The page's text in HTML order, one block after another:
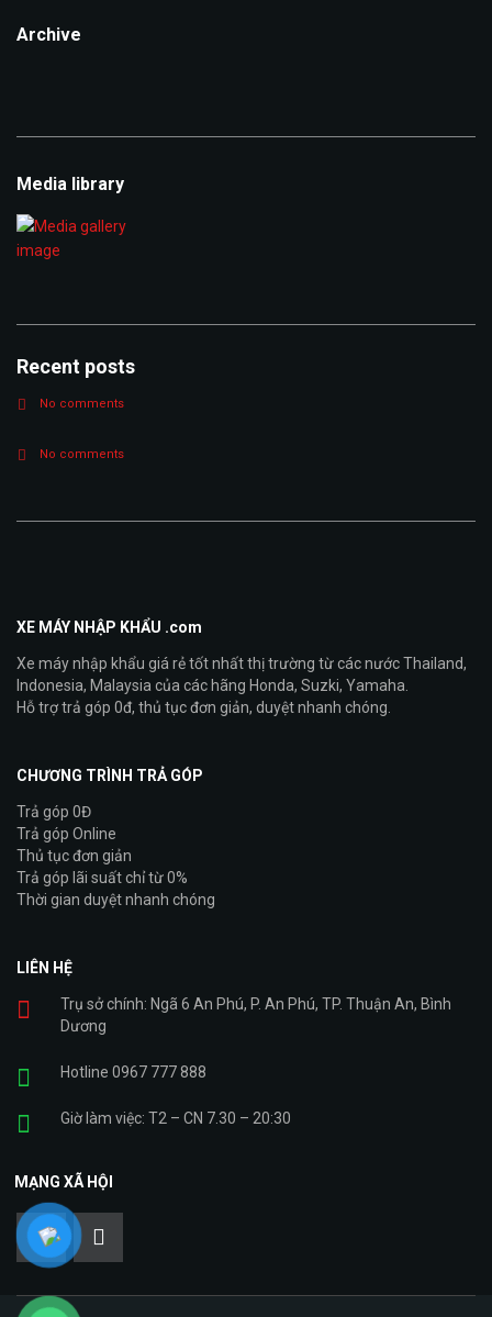
Archive
Media library
Recent posts
No comments
No comments
XE MÁY NHẬP KHẨU .com
Xe máy nhập khẩu giá rẻ tốt nhất thị trường từ các nước Thailand,
Indonesia, Malaysia của các hãng Honda, Suzki, Yamaha.
Hỗ trợ trả góp 0đ, thủ tục đơn giản, duyệt nhanh chóng.
CHƯƠNG TRÌNH TRẢ GÓP
Trả góp 0Đ
Trả góp Online
Thủ tục đơn giản
Trả góp lãi suất chỉ từ 0%
Thời gian duyệt nhanh chóng
LIÊN HỆ
Trụ sở chính: Ngã 6 An Phú, P. An Phú, TP. Thuận An, Bình
Dương
Hotline 0967 777 888
Giờ làm việc: T2 – CN 7.30 – 20:30
MẠNG XÃ HỘI